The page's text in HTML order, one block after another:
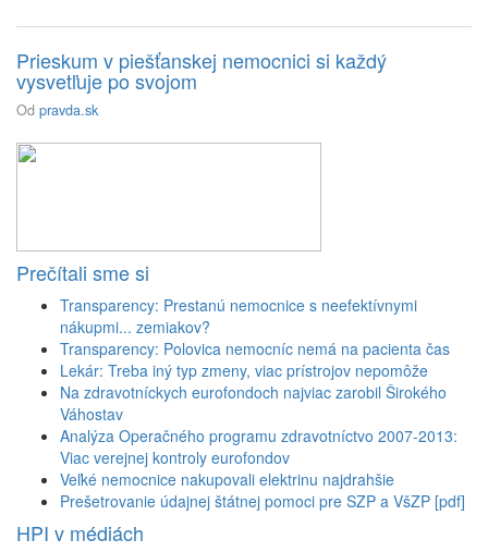
Prieskum v piešťanskej nemocnici si každý
vysvetľuje po svojom
Od pravda.sk
Prečítali sme si
Transparency: Prestanú nemocnice s neefektívnymi
nákupmi... zemiakov?
Transparency: Polovica nemocníc nemá na pacienta čas
Lekár: Treba iný typ zmeny, viac prístrojov nepomôže
Na zdravotníckych eurofondoch najviac zarobil Širokého
Váhostav
Analýza Operačného programu zdravotníctvo 2007-2013:
Viac verejnej kontroly eurofondov
Veľké nemocnice nakupovali elektrinu najdrahšie
Prešetrovanie údajnej štátnej pomoci pre SZP a VšZP [pdf]
HPI v médiách